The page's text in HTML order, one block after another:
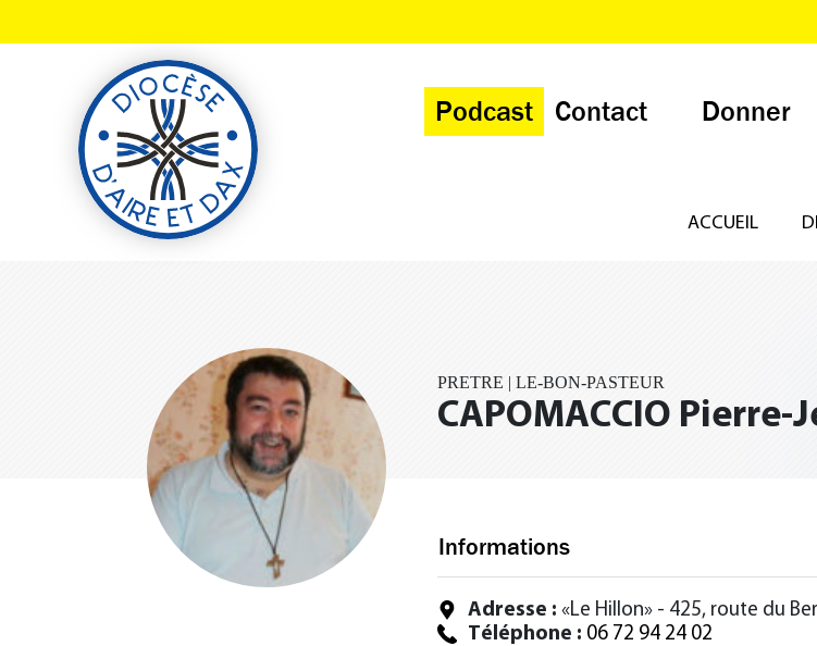
Podcast Contact Donner
ACCUEIL
PRETRE | LE-BON-PASTEUR
CAPOMACCIO Pierre-
Informations
Adresse : «Le Hillon» - 425, route du
Téléphone : 06 72 94 24 02